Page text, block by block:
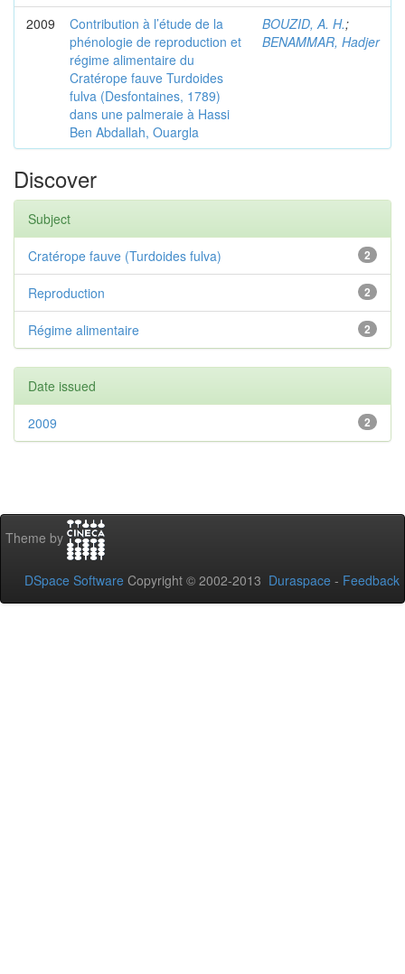
2009
Contribution à l’étude de la
phénologie de reproduction et
régime alimentaire du
Cratérope fauve Turdoides
fulva (Desfontaines, 1789)
dans une palmeraie à Hassi
Ben Abdallah, Ouargla
BOUZID, A. H.;
BENAMMAR, Hadjer
Discover
Subject
2
Cratérope fauve (Turdoides fulva)
2
Reproduction
2
Régime alimentaire
Date issued
2
2009
Theme by
DSpace Software Copyright © 2002-2013 Duraspace - Feedback